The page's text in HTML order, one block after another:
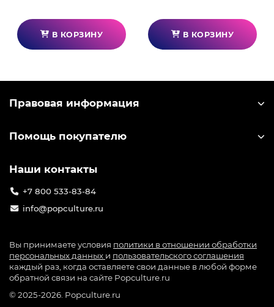
В КОРЗИНУ В КОРЗИНУ
Правовая информация
Помощь покупателю
Наши контакты
+7 800 533-83-84
info@popculture.ru
Вы принимаете условия политики в отношении обработки
персональных данных и пользовательского соглашения
каждый раз, когда оставляете свои данные в любой форме
обратной связи на сайте Popculture.ru
© 2025-2026. Popculture.ru